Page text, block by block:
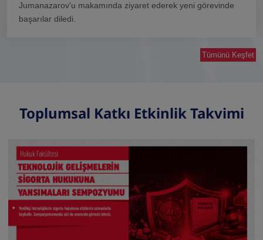
Jumanazarov'u makamında ziyaret ederek yeni görevinde
başarılar diledi.
Tümünü Keşfet
Toplumsal Katkı Etkinlik Takvimi